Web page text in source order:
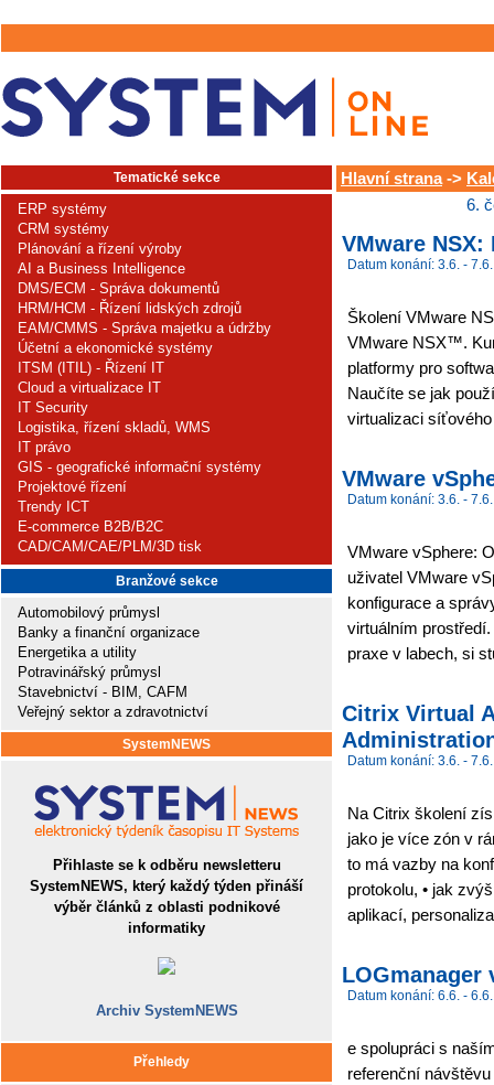
Tematické sekce
ERP systémy
CRM systémy
Plánování a řízení výroby
AI a Business Intelligence
DMS/ECM - Správa dokumentů
HRM/HCM - Řízení lidských zdrojů
EAM/CMMS - Správa majetku a údržby
Účetní a ekonomické systémy
ITSM (ITIL) - Řízení IT
Cloud a virtualizace IT
IT Security
Logistika, řízení skladů, WMS
IT právo
GIS - geografické informační systémy
Projektové řízení
Trendy ICT
E-commerce B2B/B2C
CAD/CAM/CAE/PLM/3D tisk
Branžové sekce
Automobilový průmysl
Banky a finanční organizace
Energetika a utility
Potravinářský průmysl
Stavebnictví - BIM, CAFM
Veřejný sektor a zdravotnictví
SystemNEWS
Přihlaste se k odběru newsletteru
SystemNEWS, který každý týden přináší
výběr článků z oblasti podnikové
informatiky
Archiv SystemNEWS
Přehledy
Hlavní strana->
6.
VMware
Datum konání: 3.6. - 7.6.
Školení VMware
VMware NSX™.
platformy pro
Naučíte se jak
virtualizaci
VMware
Datum konání: 3.6. - 7.6.
VMware vSphere:
uživatel VMware
konfigurace a
virtuálním
praxe v labech, si
Citrix Virtual
Datum konání: 3.6. - 7.6.
Na Citrix školení
jako je více zón v
to má vazby na
protokolu, • jak
aplikací,
LOGmanager
Datum konání: 6.6. - 6.6.
e spolupráci s
referenční